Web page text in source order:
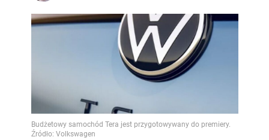
Budżetowy samochód Tera jest przygotowywany do premiery.
Źródło: Volkswagen